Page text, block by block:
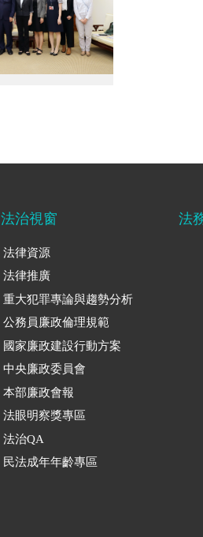
法治視窗
法律資源
法律推廣
重大犯罪專論與趨勢分析
公務員廉政倫理規範
國家廉政建設行動方案
中央廉政委員會
本部廉政會報
法眼明察獎專區
法治QA
民法成年年齡專區
法